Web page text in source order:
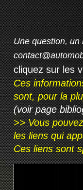
Une question, un
cliquez sur les
Ces
sont, pour la
(voir page
>> Vous
les liens qui
Ces liens sont